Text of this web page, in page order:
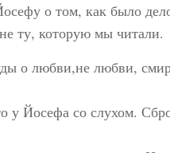
о том, как было
ту, которую мы читали.
о любви,не любви,
у Йосефа со слухом.